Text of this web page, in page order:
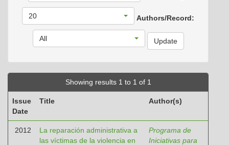
20 Authors/Record:
All
Showing results 1 to 1 of 1
Issue
Date
Title Author(s)
2012
La reparación administrativa a
las víctimas de la violencia en
Programa de
Iniciativas para